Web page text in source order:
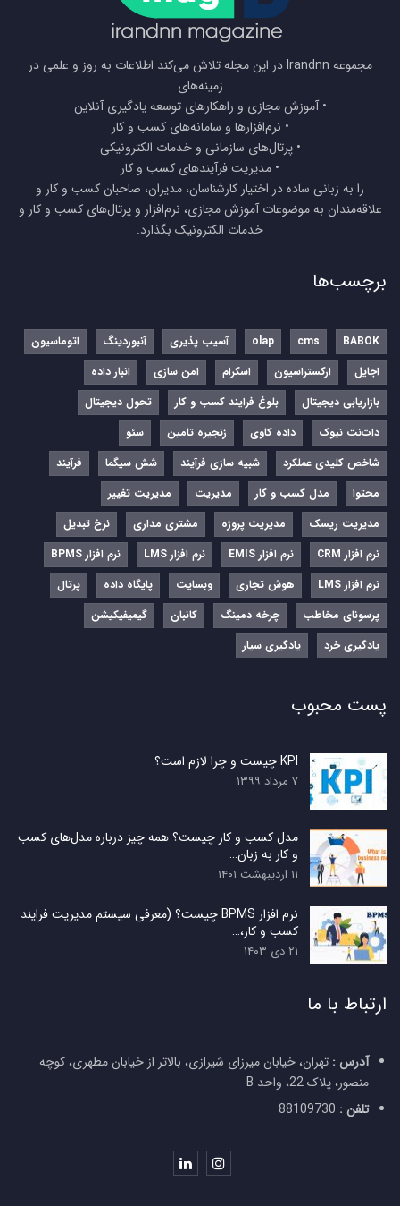
مجموعه Irandnn در این مجله تلاش می‌کند اطلاعات به روز و علمی در
زمینه‌های
• آموزش مجازی و راهکارهای توسعه یادگیری آنلاین
• نرم‌افزارها و سامانه‌های کسب و کار
• پرتال‌های سازمانی و خدمات الکترونیکی
• مدیریت فرآیندهای کسب و کار
را به زبانی ساده در اختیار کارشناسان، مدیران، صاحبان کسب و کار و
علاقه‌مندان به موضوعات آموزش مجازی، نرم‌افزار و پرتال‌های کسب و کار و
خدمات الکترونیک بگذارد.
برچسب‌ها
BABOK
cms
olap آسیب پذیری آنبوردینگ
اتوماسیون
اجایل
ارکستراسیون اسکرام امن سازی
انبار داده
بازاریابی دیجیتال
بلوغ فرایند کسب و کار
تحول دیجیتال
دات‌نت نیوک
داده کاوی زنجیره تامین
سئو
شاخص کلیدی عملکرد
شبیه سازی فرآیند شش سیگما
فرآیند
محتوا
مدل کسب و کار مدیریت
مدیریت تغییر
مدیریت ریسک
مدیریت پروژه مشتری مداری
نرخ تبدیل
نرم‌ افزار CRM
نرم‌ افزار EMIS نرم‌ افزار LMS
نرم افزار BPMS
نرم افزار LMS
هوش تجاری وبسایت پایگاه داده
پرتال
پرسونای مخاطب
چرخه دمینگ کانبان
گیمیفیکیشن
یادگیری خرد
یادگیری سیار
پست محبوب
KPI چیست و چرا لازم است؟
۷ مرداد ۱۳۹۹
مدل کسب و کار چیست؟ همه چیز درباره مدل‌های کسب
و کار به زبان…
۱۱ اردیبهشت ۱۴۰۱
نرم افزار BPMS چیست؟ (معرفی سیستم مدیریت فرایند
کسب و کار،…
۲۱ دی ۱۴۰۳
ارتباط با ما
آدرس : تهران، خیابان میرزای شیرازی، بالاتر از خیابان مطهری، کوچه
منصور، پلاک 22، واحد B
تلفن :